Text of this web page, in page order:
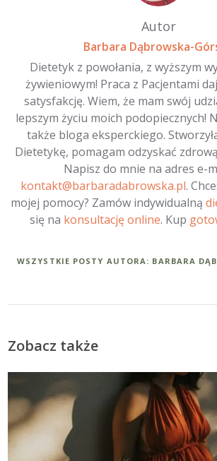
Autor
Barbara Dąbrowska-
Dietetyk z powołania, z wyższym
żywieniowym! Praca z Pacjentami
satysfakcję. Wiem, że mam swój
lepszym życiu moich podopiecznych!
także bloga eksperckiego.
Dietetykę, pomagam odzyskać
Napisz do mnie na adres e-
kontakt@barbaradabrowska.pl.
mojej pomocy? Zamów indywidualną
się na konsultację online. Kup
WSZYSTKIE POSTY AUTORA: BARBARA
Zobacz także